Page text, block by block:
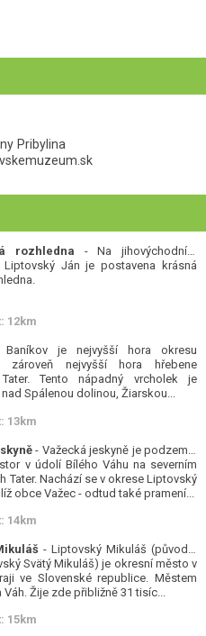
Pribylina
rozhledna - Na jihovýchodním
Ján je postavena krásná
12km
je nejvyšší hora okresu
zároveň nejvyšší hora hřebene
Tento nápadný vrcholek je
Spálenou dolinou, Žiarskou...
13km
- Važecká jeskyně je podzemní
v údolí Bílého Váhu na severním
Tater. Nachází se v okrese Liptovský
obce Važec - odtud také pramení...
14km
- Liptovský Mikuláš (původní
Svätý Mikuláš) je okresní město v
ve Slovenské republice. Městem
Žije zde přibližně 31 tisíc...
15km